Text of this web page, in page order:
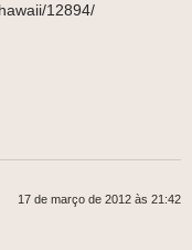
12894/
17 de março de 2012 às 21:42